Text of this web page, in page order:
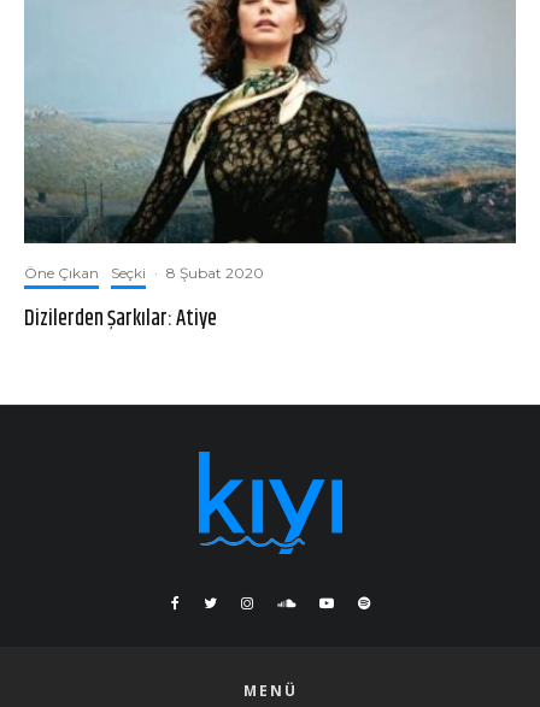
Öne Çıkan Seçki · 8 Şubat 2020
Dizilerden Şarkılar: Atiye
MENÜ